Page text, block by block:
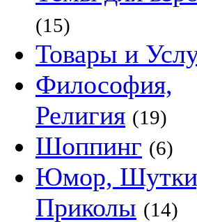
(15)
Товары и
Философия,
Религия (19)
Шоппинг (6)
Юмор,
Приколы (14)